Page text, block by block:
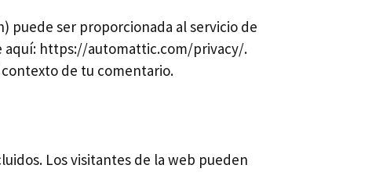
puede ser proporcionada al servicio de
aquí: https://automattic.com/privacy/.
de tu comentario.
Los visitantes de la web pueden